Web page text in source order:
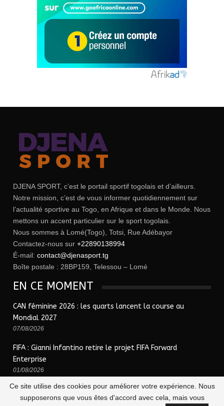
DJENA SPORT, c’est le portail sportif togolais et d’ailleurs.
Notre mission, c’est de vous informer quotidiennement sur
l’actualité sportive au Togo, en Afrique et dans le Monde. Nous
mettons un accent particulier sur le sport togolais.
Nous sommes à Lomé(Togo), Totsi, Rue Adébayor
Contactez-nous sur +22890138994
É-mail: contact@djenasport.tg
Boîte postale : 28BP159, Telessou – Lomé
EN CE MOMENT
CAN féminine 2026 : les quarts lancent la course au
Mondial 2027
07/08/2026
FIFA : Gianni Infantino retire le projet FIFA Forward
Enterprise
01/08/2026
© 2026 - Djena Sport | le sport togolais en un clic !. Tous Droits Réservés.
Ce site utilise des cookies pour améliorer votre expérience. Nous
supposerons que vous êtes d'accord avec cela, mais vous